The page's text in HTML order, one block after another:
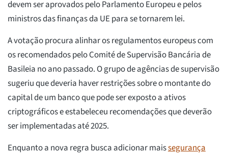
devem ser aprovados pelo Parlamento Europeu e pelos
ministros das finanças da UE para se tornarem lei.
A votação procura alinhar os regulamentos europeus com
os recomendados pelo Comité de Supervisão Bancária de
Basileia no ano passado. O grupo de agências de supervisão
sugeriu que deveria haver restrições sobre o montante do
capital de um banco que pode ser exposto a ativos
criptográficos e estabeleceu recomendações que deverão
ser implementadas até 2025.
Enquanto a nova regra busca adicionar maissegurança